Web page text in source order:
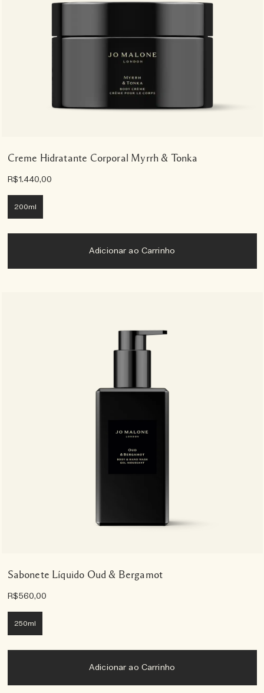
Creme Hidratante Corporal Myrrh & Tonka
R$1.440,00
200ml
Adicionar ao Carrinho
Sabonete Líquido Oud & Bergamot
R$560,00
250ml
Adicionar ao Carrinho